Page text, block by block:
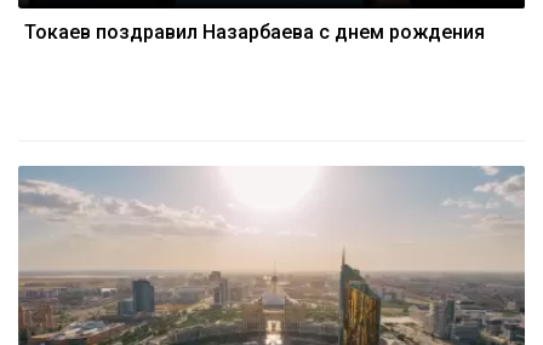
Токаев поздравил Назарбаева с днем рождения